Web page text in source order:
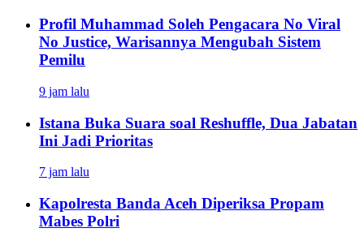
Profil Muhammad Soleh Pengacara No Viral
No Justice, Warisannya Mengubah Sistem
Pemilu
9 jam lalu
Istana Buka Suara soal Reshuffle, Dua Jabatan
Ini Jadi Prioritas
7 jam lalu
Kapolresta Banda Aceh Diperiksa Propam
Mabes Polri